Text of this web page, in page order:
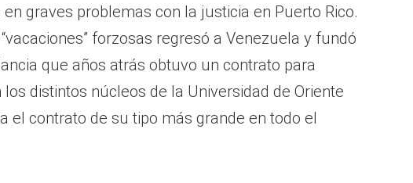
graves problemas con la justicia en Puerto Rico.
forzosas regresó a Venezuela y fundó
que años atrás obtuvo un contrato para
distintos núcleos de la Universidad de Oriente
el contrato de su tipo más grande en todo el